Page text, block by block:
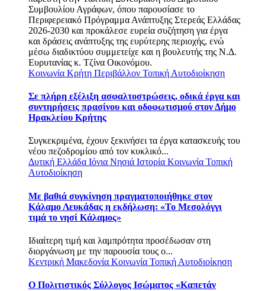
Συμβουλίου Αγράφων, όπου παρουσίασε το
Περιφερειακό Πρόγραμμα Ανάπτυξης Στερεάς Ελλάδας
2026-2030 και προκάλεσε ευρεία συζήτηση για έργα
και δράσεις ανάπτυξης της ευρύτερης περιοχής, ενώ
μέσω διαδικτύου συμμετείχε και η βουλευτής της Ν.Δ.
Ευρυτανίας κ. Τζίνα Οικονόμου.
Κοινωνία Κρήτη Περιβάλλον Τοπική Αυτοδιοίκηση
Σε πλήρη εξέλιξη ασφαλτοστρώσεις, οδικά έργα και
συντηρήσεις πρασίνου και οδοφωτισμού στον Δήμο
Ηρακλείου Κρήτης
Συγκεκριμένα, έχουν ξεκινήσει τα έργα κατασκευής του
νέου πεζοδρομίου από τον κυκλικό...
Δυτική Ελλάδα Ιόνια Νησιά Ιστορία Κοινωνία Τοπική
Αυτοδιοίκηση
Με βαθιά συγκίνηση πραγματοποιήθηκε στον
Κάλαμο Λευκάδας η εκδήλωση: «Το Μεσολόγγι
τιμά το νησί Κάλαμος»
Ιδιαίτερη τιμή και λαμπρότητα προσέδωσαν στη
διοργάνωση με την παρουσία τους ο...
Κεντρική Μακεδονία Κοινωνία Τοπική Αυτοδιοίκηση
Ο Πολιτιστικός Σύλλογος Ισώματος «Καπετάν